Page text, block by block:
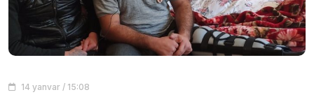
14 yanvar / 15:08